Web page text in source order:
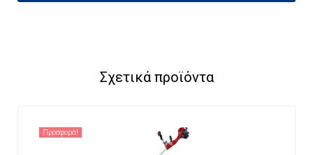
Σχετικά προϊόντα
Προσφορά!